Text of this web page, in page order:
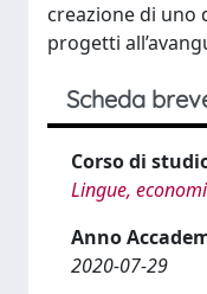
creazione di uno
progetti
Scheda
Corso di
Lingue,
Anno
2020-07-29